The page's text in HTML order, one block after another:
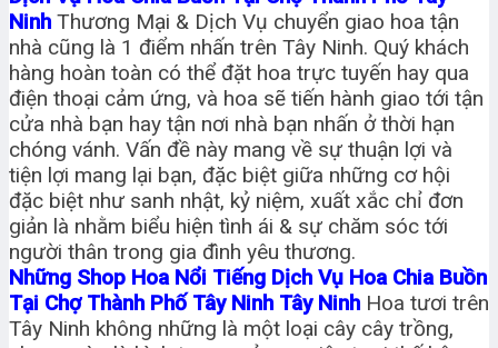
Ninh Thương Mại & Dịch Vụ chuyển giao hoa tận
nhà cũng là 1 điểm nhấn trên Tây Ninh. Quý khách
hàng hoàn toàn có thể đặt hoa trực tuyến hay qua
điện thoại cảm ứng, và hoa sẽ tiến hành giao tới tận
cửa nhà bạn hay tận nơi nhà bạn nhấn ở thời hạn
chóng vánh. Vấn đề này mang về sự thuận lợi và
tiện lợi mang lại bạn, đặc biệt giữa những cơ hội
đặc biệt như sanh nhật, kỷ niệm, xuất xắc chỉ đơn
giản là nhằm biểu hiện tình ái & sự chăm sóc tới
người thân trong gia đình yêu thương.
Những Shop Hoa Nổi Tiếng Dịch Vụ Hoa Chia Buồn
Tại Chợ Thành Phố Tây Ninh Tây Ninh Hoa tươi trên
Tây Ninh không những là một loại cây cây trồng,